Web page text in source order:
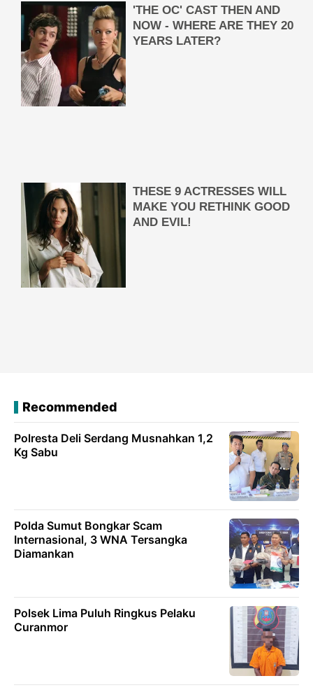
Recommended
Polresta Deli Serdang Musnahkan 1,2
Kg Sabu
Polda Sumut Bongkar Scam
Internasional, 3 WNA Tersangka
Diamankan
Polsek Lima Puluh Ringkus Pelaku
Curanmor